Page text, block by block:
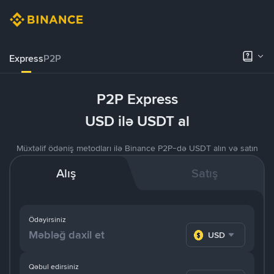
ExpressP2P
P2P Express
USD ilə USDT al
Müxtəlif ödəniş metodları ilə Binance P2P-də USDT alın və satın
Alış Satış
Ödəyirsiniz
USD
Qəbul edirsiniz